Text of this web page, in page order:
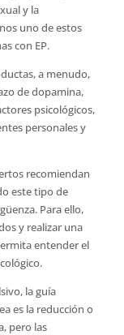
y la
uno de estos
con EP.
a menudo,
de dopamina,
psicológicos,
personales y
recomiendan
este tipo de
Para ello,
y realizar una
entender el
la guía
es la reducción o
pero las